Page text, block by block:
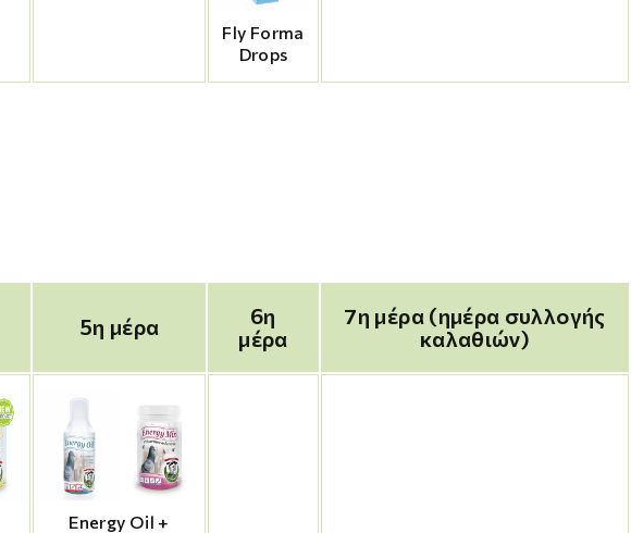
Fly Forma
Drops
5η μέρα
6η
μέρα
7η μέρα (ημέρα συλλογής
καλαθιών)
Energy Oil +